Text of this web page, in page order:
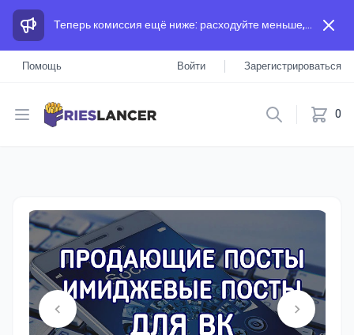
Теперь комиссия ещё ниже: расходуйте меньше, а зарабатывайте больше, чем на других площадках.
Помощь Войти Зарегистрироваться
Open menu 0